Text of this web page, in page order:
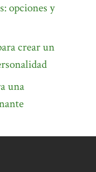
opciones y
crear un
una